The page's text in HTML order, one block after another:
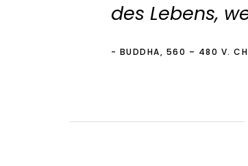
des Lebens,
BUDDHA, 560 – 480 V.